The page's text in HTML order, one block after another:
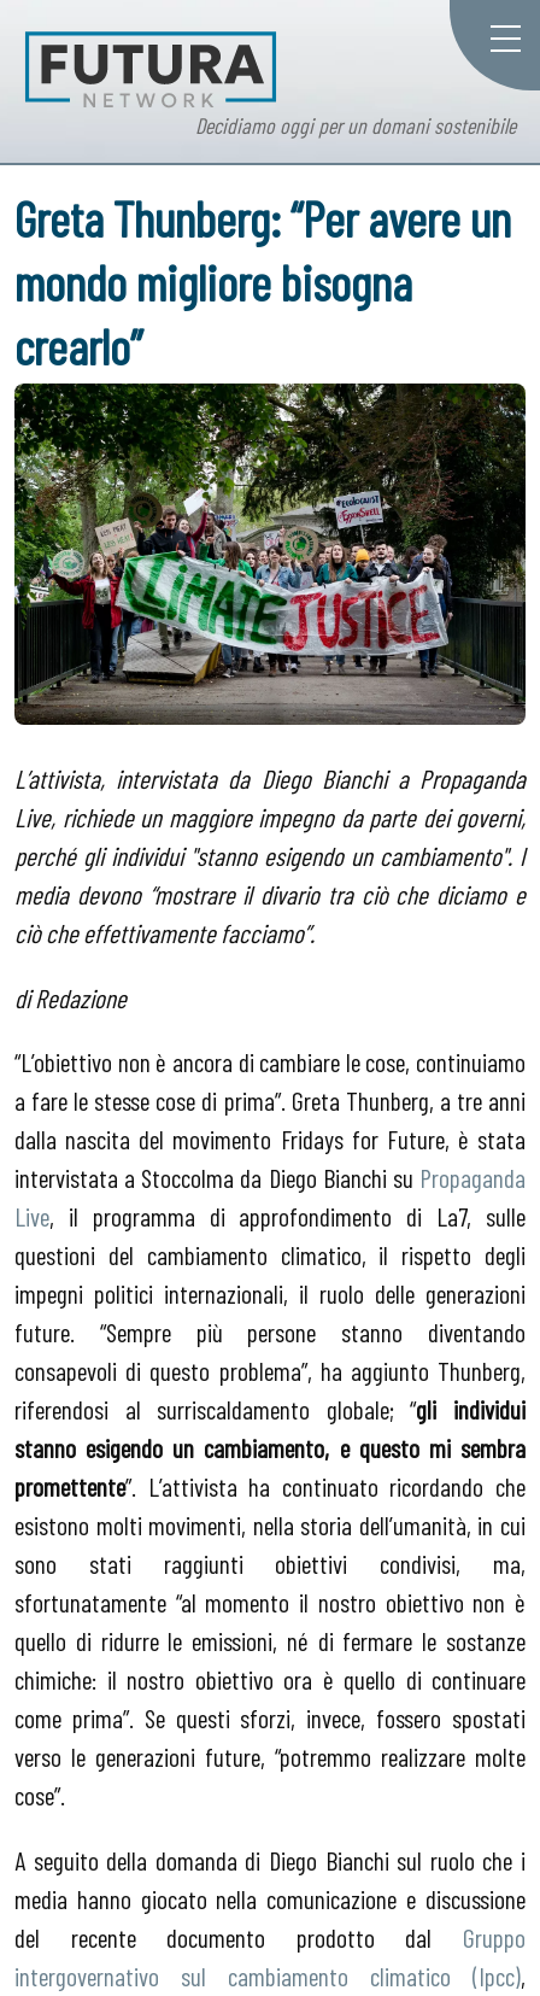
Decidiamo oggi per un domani sostenibile
Greta Thunberg: “Per avere un
mondo migliore bisogna
crearlo”
L’attivista, intervistata da Diego Bianchi a Propaganda
Live, richiede un maggiore impegno da parte dei governi,
perché gli individui "stanno esigendo un cambiamento". I
media devono “mostrare il divario tra ciò che diciamo e
ciò che effettivamente facciamo”.
di Redazione
“L’obiettivo non è ancora di cambiare le cose, continuiamo
a fare le stesse cose di prima”. Greta Thunberg, a tre anni
dalla nascita del movimento Fridays for Future, è stata
intervistata a Stoccolma da Diego Bianchi su Propaganda
Live, il programma di approfondimento di La7, sulle
questioni del cambiamento climatico, il rispetto degli
impegni politici internazionali, il ruolo delle generazioni
future. “Sempre più persone stanno diventando
consapevoli di questo problema”, ha aggiunto Thunberg,
riferendosi al surriscaldamento globale; “gli individui
stanno esigendo un cambiamento, e questo mi sembra
promettente”. L’attivista ha continuato ricordando che
esistono molti movimenti, nella storia dell’umanità, in cui
sono stati raggiunti obiettivi condivisi, ma,
sfortunatamente “al momento il nostro obiettivo non è
quello di ridurre le emissioni, né di fermare le sostanze
chimiche: il nostro obiettivo ora è quello di continuare
come prima”. Se questi sforzi, invece, fossero spostati
verso le generazioni future, “potremmo realizzare molte
cose”.
A seguito della domanda di Diego Bianchi sul ruolo che i
media hanno giocato nella comunicazione e discussione
del recente documento prodotto dal Gruppo
intergovernativo sul cambiamento climatico (Ipcc),